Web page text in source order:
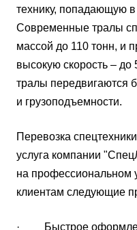
технику, попадающую в
Современные тралы
массой до 110 тонн, и
высокую скорость –
тралы передвигаются
и грузоподъемности.
Перевозка
услуга компании
на профессиональном
клиентам следующие
· Быстрое